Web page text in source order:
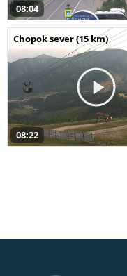
08:04
Chopok sever (15 km)
08:22